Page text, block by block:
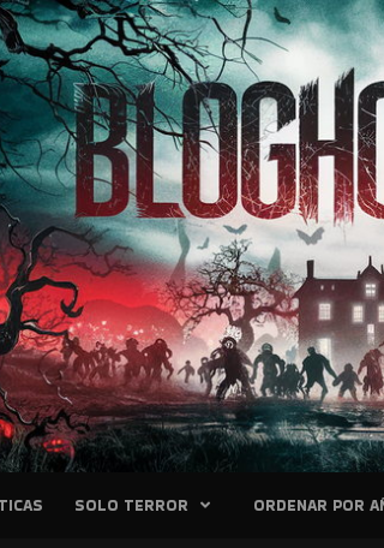
SOLO TERROR ORDENAR POR